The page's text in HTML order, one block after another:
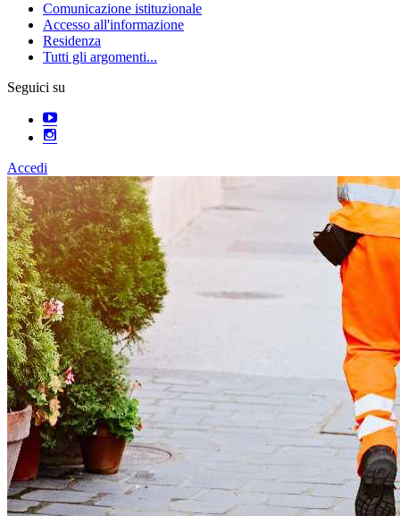
Comunicazione istituzionale
Accesso all'informazione
Residenza
Tutti gli argomenti...
Seguici su
Accedi